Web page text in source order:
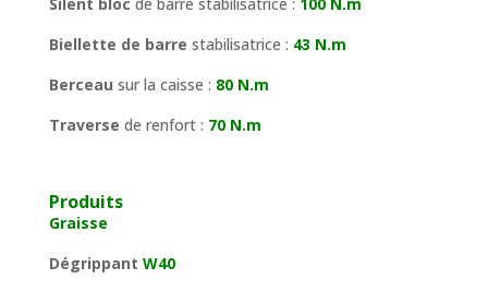
Biellette de barre stabilisatrice : 43 N.m
Berceau sur la caisse : 80 N.m
Traverse de renfort : 70 N.m
Produits
Graisse
Dégrippant W40